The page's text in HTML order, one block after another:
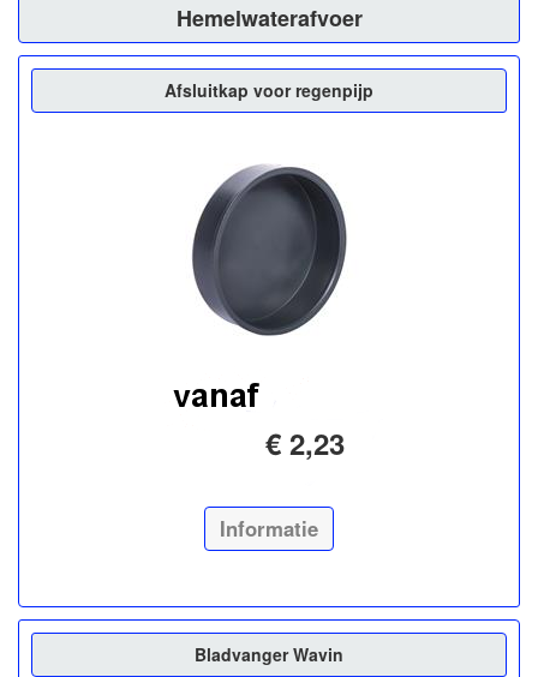
Hemelwaterafvoer
Afsluitkap voor regenpijp
€ 2,23
Informatie
Bladvanger Wavin